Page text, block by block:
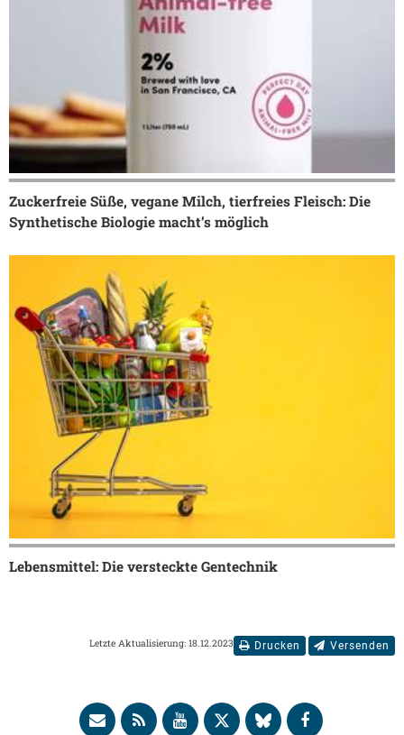
Zuckerfreie Süße, vegane Milch, tierfreies Fleisch: Die
Synthetische Biologie macht’s möglich
Lebensmittel: Die versteckte Gentechnik
Drucken Versenden
Letzte Aktualisierung: 18.12.2023